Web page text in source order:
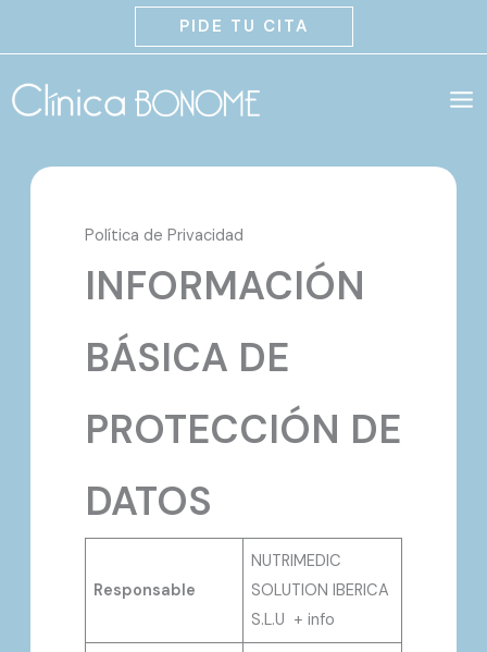
PIDE TU CITA
Política de Privacidad
INFORMACIÓN
BÁSICA DE
PROTECCIÓN DE
DATOS
Responsable
NUTRIMEDIC
SOLUTION IBERICA
S.L.U + info